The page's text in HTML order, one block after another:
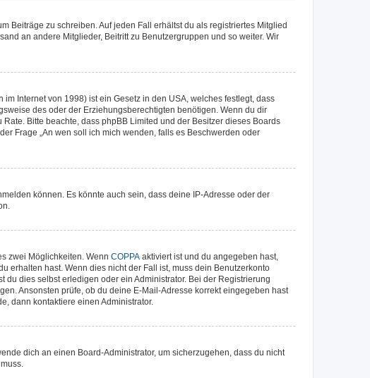
Beiträge zu schreiben. Auf jeden Fall erhältst du als registriertes Mitglied
an andere Mitglieder, Beitritt zu Benutzergruppen und so weiter. Wir
Internet von 1998) ist ein Gesetz in den USA, welches festlegt, dass
des oder der Erziehungsberechtigten benötigen. Wenn du dir
Bitte beachte, dass phpBB Limited und der Besitzer dieses Boards
Frage „An wen soll ich mich wenden, falls es Beschwerden oder
können. Es könnte auch sein, dass deine IP-Adresse oder der
zwei Möglichkeiten. Wenn COPPA aktiviert ist und du angegeben hast,
erhalten hast. Wenn dies nicht der Fall ist, muss dein Benutzerkonto
dies selbst erledigen oder ein Administrator. Bei der Registrierung
Ansonsten prüfe, ob du deine E-Mail-Adresse korrekt eingegeben hast
dann kontaktiere einen Administrator.
dich an einen Board-Administrator, um sicherzugehen, dass du nicht